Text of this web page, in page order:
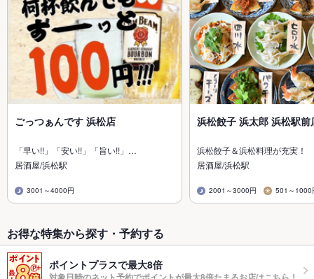
ごっつぁんです 浜松店
「早い!!」「安い!!」「旨い!!」…
居酒屋/浜松駅
3001～4000円
浜松餃子 浜太郎 浜松駅前
浜松餃子＆浜松料理が充実！
居酒屋/浜松駅
2001～3000円 501～1000
お得な特集から探す・予約する
ポイントプラスで最大8倍